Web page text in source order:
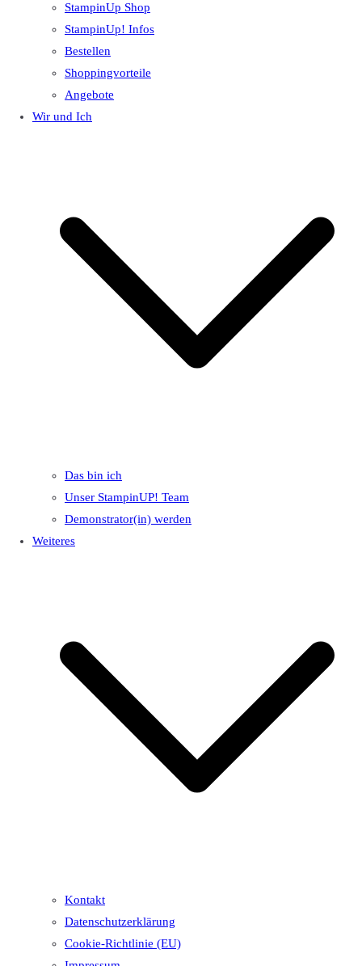
StampinUp Shop
StampinUp! Infos
Bestellen
Shoppingvorteile
Angebote
Wir und Ich
Das bin ich
Unser StampinUP! Team
Demonstrator(in) werden
Weiteres
Kontakt
Datenschutzerklärung
Cookie-Richtlinie (EU)